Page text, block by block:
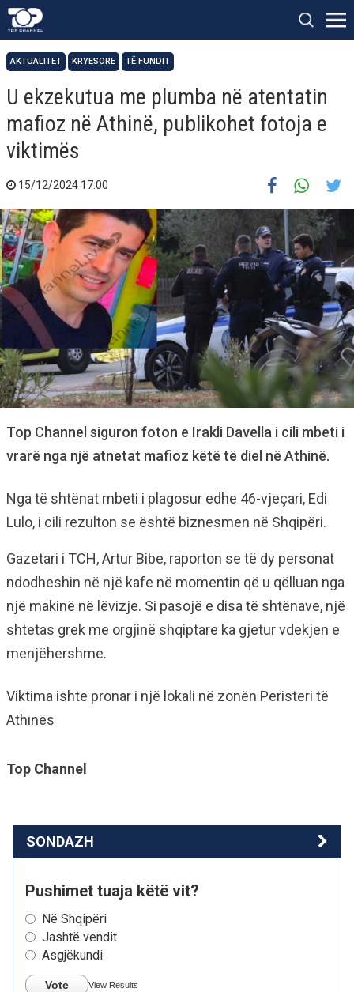
AKTUALITET KRYESORE TË FUNDIT
U ekzekutua me plumba në atentatin
mafioz në Athinë, publikohet fotoja e
viktimës
15/12/2024 17:00
Top Channel siguron foton e Irakli Davella i cili mbeti i
vrarë nga një atnetat mafioz këtë të diel në Athinë.
Nga të shtënat mbeti i plagosur edhe 46-vjeçari, Edi
Lulo, i cili rezulton se është biznesmen në Shqipëri.
Gazetari i TCH, Artur Bibe, raporton se të dy personat
ndodheshin në një kafe në momentin që u qëlluan nga
një makinë në lëvizje. Si pasojë e disa të shtënave, një
shtetas grek me orgjinë shqiptare ka gjetur vdekjen e
menjëhershme.
Viktima ishte pronar i një lokali në zonën Peristeri të
Athinës
Top Channel
SONDAZH
Pushimet tuaja këtë vit?
Në Shqipëri
Jashtë vendit
Asgjëkundi
Vote View Results